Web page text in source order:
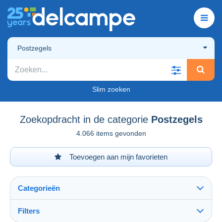
Postzegels
Slim zoeken
Zoekopdracht in de categorie Postzegels
4.066 items gevonden
Toevoegen aan mijn favorieten
Categorieën
Filters